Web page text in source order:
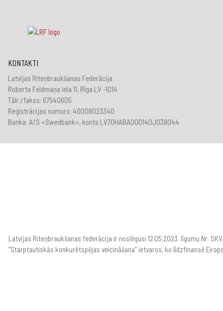
KONTAKTI
Latvijas Riteņbraukšanas Federācija
Roberta Feldmaņa iela 11, Rīga LV -1014
Tālr./fakss: 67540605
Reģistrācijas numurs: 40008023340
Banka: A/S «Swedbank», konts LV70HABA000140J038044
Latvijas Riteņbraukšanas federācija ir noslēgusi 12.05.2023. līgumu Nr.
“Starptautiskās konkurētspējas veicināšana” ietvaros, ko līdzfinansē